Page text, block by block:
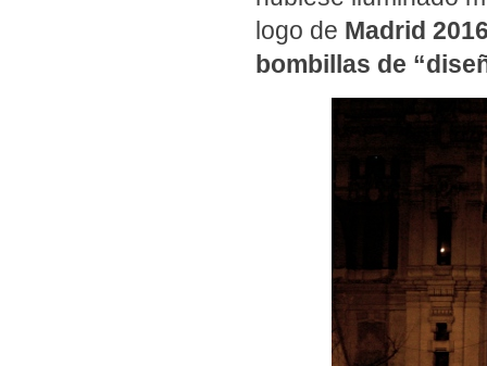
logo de Madrid
bombillas de